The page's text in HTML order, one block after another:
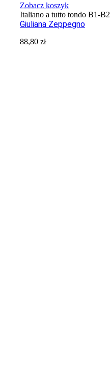
Zobacz koszyk
Italiano a tutto tondo B1-B2
Giuliana Zeppegno
88,80zł